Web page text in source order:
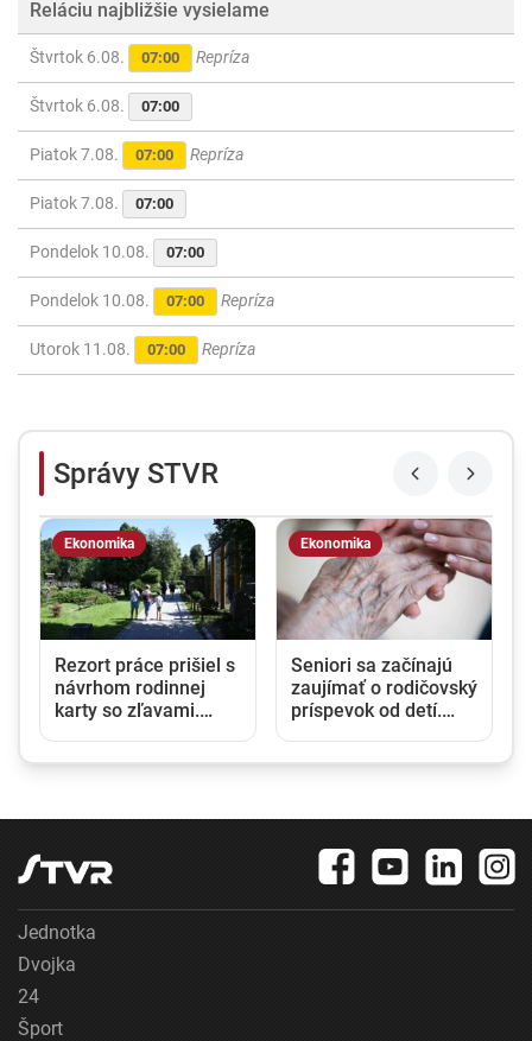
Reláciu najbližšie vysielame
Štvrtok 6.08. 07:00 Repríza
Štvrtok 6.08. 07:00
Piatok 7.08. 07:00 Repríza
Piatok 7.08. 07:00
Pondelok 10.08. 07:00
Pondelok 10.08. 07:00 Repríza
Utorok 11.08. 07:00 Repríza
Správy STVR
Ekonomika
Rezort práce prišiel s
návrhom rodinnej
karty so zľavami.
Ekonomika
Seniori sa začínajú
zaujímať o rodičovský
príspevok od detí.
Jednotka
Dvojka
24
Šport